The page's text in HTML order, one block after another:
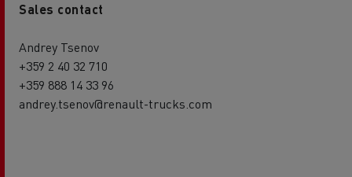
Sales contact
Andrey Tsenov
+359 2 40 32 710
+359 888 14 33 96
andrey.tsenov@renault-trucks.com